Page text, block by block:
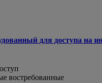
для доступа на
востребованные